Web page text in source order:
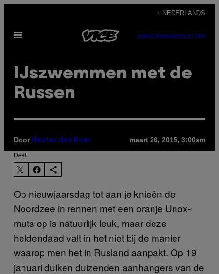
de
+ NEDERLANDS
Open
SUBSCRIBENEWSLETTER
IJszwemmen met de
Russen
Door Hester den Boer maart 26, 2015, 3:00am
Deel:
Op nieuwjaarsdag tot aan je knieën de
Noordzee in rennen met een oranje Unox-
muts op is natuurlijk leuk, maar deze
heldendaad valt in het niet bij de manier
waarop men het in Rusland aanpakt. Op 19
januari duiken duizenden aanhangers van de